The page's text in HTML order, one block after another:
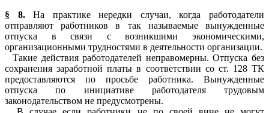
§ 8.На практике нередки случаи, когда работодатели
отправляют работников в так называемые вынужденные
отпуска в связи с возникшими экономическими,
организационными трудностями в деятельности организации.
Такие действия работодателей неправомерны. Отпуска без
сохранения заработной платы в соответствии со ст. 128 ТК
предоставляются по просьбе работника. Вынужденные
отпуска по инициативе работодателя трудовым
законодательством не предусмотрены.